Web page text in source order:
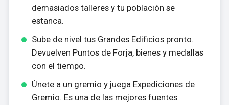
demasiados talleres y tu población se
estanca.
Sube de nivel tus Grandes Edificios pronto.
Devuelven Puntos de Forja, bienes y medallas
con el tiempo.
Únete a un gremio y juega Expediciones de
Gremio. Es una de las mejores fuentes